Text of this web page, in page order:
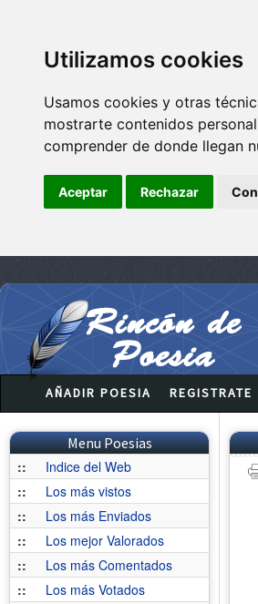
Utilizamos cookies
Usamos cookies y otras
mostrarte contenidos
comprender de donde llegan
Aceptar Rechazar
AÑADIR POESIA REGISTRATE
Menu Poesias
::
Indice del Web
::
Los más vistos
::
Los más Enviados
::
Los mejor Valorados
::
Los más Comentados
::
Los más Votados